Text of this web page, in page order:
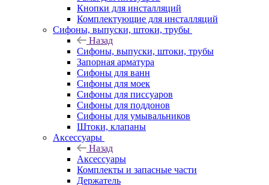
Кнопки для инсталляций
Комплектующие для инсталляций
Сифоны, выпуски, штоки, трубы
Назад
Сифоны, выпуски, штоки, трубы
Запорная арматура
Сифоны для ванн
Сифоны для моек
Сифоны для писсуаров
Сифоны для поддонов
Сифоны для умывальников
Штоки, клапаны
Аксессуары
Назад
Аксессуары
Комплекты и запасные части
Держатель